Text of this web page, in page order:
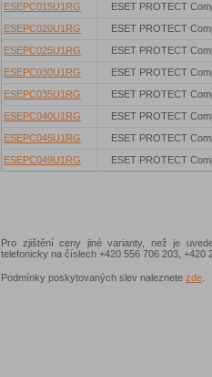
ESEPC015U1RG
ESET PROTECT
ESEPC020U1RG
ESET PROTECT
ESEPC025U1RG
ESET PROTECT
ESEPC030U1RG
ESET PROTECT
ESEPC035U1RG
ESET PROTECT
ESEPC040U1RG
ESET PROTECT
ESEPC045U1RG
ESET PROTECT
ESEPC049U1RG
ESET PROTECT
Pro zjištění ceny jiné varianty, než je
telefonicky na číslech +420 556 706 203, +420
Podmínky poskytovaných slev naleznete zde